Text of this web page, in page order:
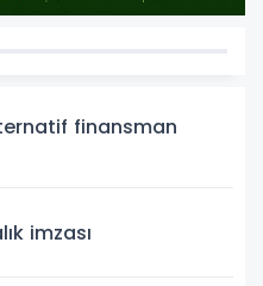
finansman
imzası